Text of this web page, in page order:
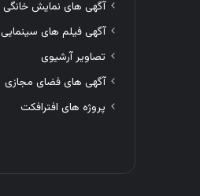
آگهی های نمایش خانگی
آگهی فیلم های سینمایی
تصاویر آرشیوی
آگهی های فضای مجازی
پروژه های افترافکت